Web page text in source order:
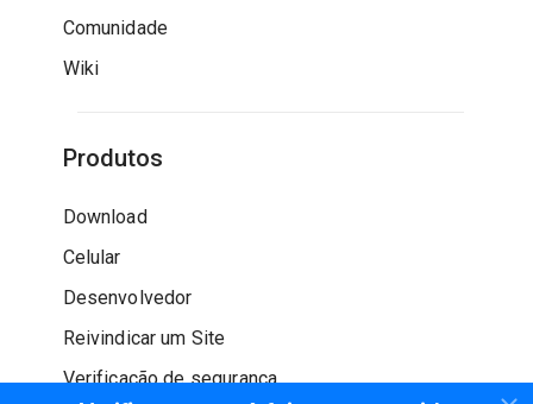
Comunidade
Wiki
Produtos
Download
Celular
Desenvolvedor
Reivindicar um Site
Verificação de segurança